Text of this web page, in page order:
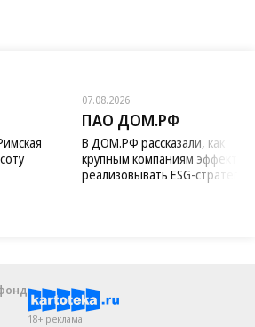
07.08.2026
ПАО ДОМ.РФ
В ДОМ.РФ рассказали, как
крупным компаниям
реализовывать ESG-стратегию
18+ реклама